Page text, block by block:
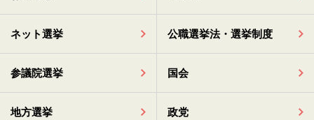
ネット選挙 公職選挙法・選挙制度
参議院選挙 国会
地方選挙 政党